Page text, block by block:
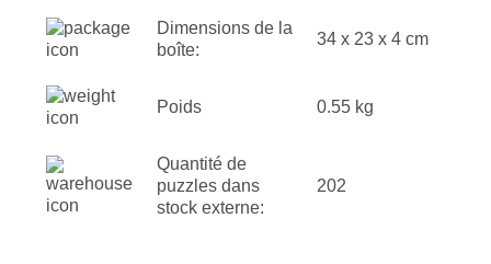
Dimensions de la
boîte:
34 x 23 x 4 cm
Poids 0.55 kg
Quantité de
puzzles dans
stock externe:
202